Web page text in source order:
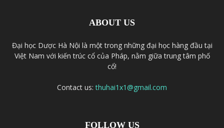
ABOUT US
Đại học Dược Hà Nội là một trong những đại học hàng đầu tại
Việt Nam với kiến trúc cổ của Pháp, nằm giữa trung tâm phố
cổ!
Contact us:thuhai1x1@gmail.com
FOLLOW US